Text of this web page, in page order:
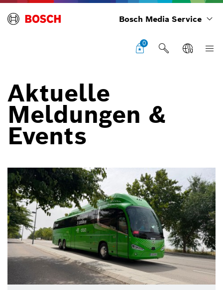
Bosch Media Service
0
Aktuelle
Meldungen &
Events